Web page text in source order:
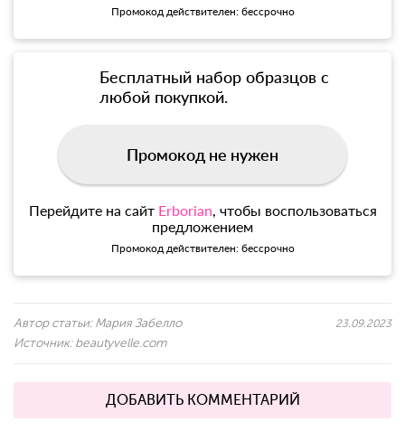
Промокод действителен: бессрочно
Бесплатный набор образцов с
любой покупкой.
Промокод не нужен
Перейдите на сайт Erborian, чтобы воспользоваться
предложением
Промокод действителен: бессрочно
Автор статьи: Мария Забелло
Источник: beautyvelle.com
23.09.2023
ДОБАВИТЬ КОММЕНТАРИЙ